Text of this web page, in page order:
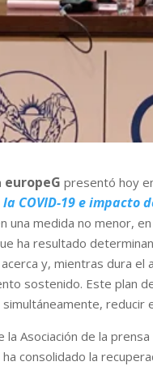
europeG presentó hoy
COVID-19 e impacto
medida no menor,
ha resultado
y, mientras dura
sostenido. Este plan
reducir
Asociación de la
consolidado la